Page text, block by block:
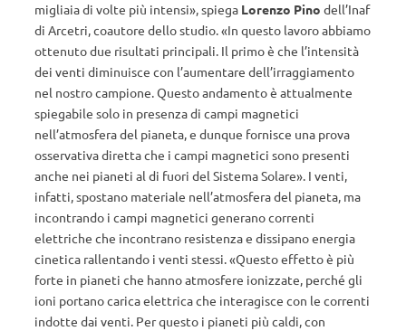
migliaia di volte più intensi», spiega Lorenzo Pino dell’Inaf
di Arcetri, coautore dello studio. «In questo lavoro abbiamo
ottenuto due risultati principali. Il primo è che l’intensità
dei venti diminuisce con l’aumentare dell’irraggiamento
nel nostro campione. Questo andamento è attualmente
spiegabile solo in presenza di campi magnetici
nell’atmosfera del pianeta, e dunque fornisce una prova
osservativa diretta che i campi magnetici sono presenti
anche nei pianeti al di fuori del Sistema Solare». I venti,
infatti, spostano materiale nell’atmosfera del pianeta, ma
incontrando i campi magnetici generano correnti
elettriche che incontrano resistenza e dissipano energia
cinetica rallentando i venti stessi. «Questo effetto è più
forte in pianeti che hanno atmosfere ionizzate, perché gli
ioni portano carica elettrica che interagisce con le correnti
indotte dai venti. Per questo i pianeti più caldi, con